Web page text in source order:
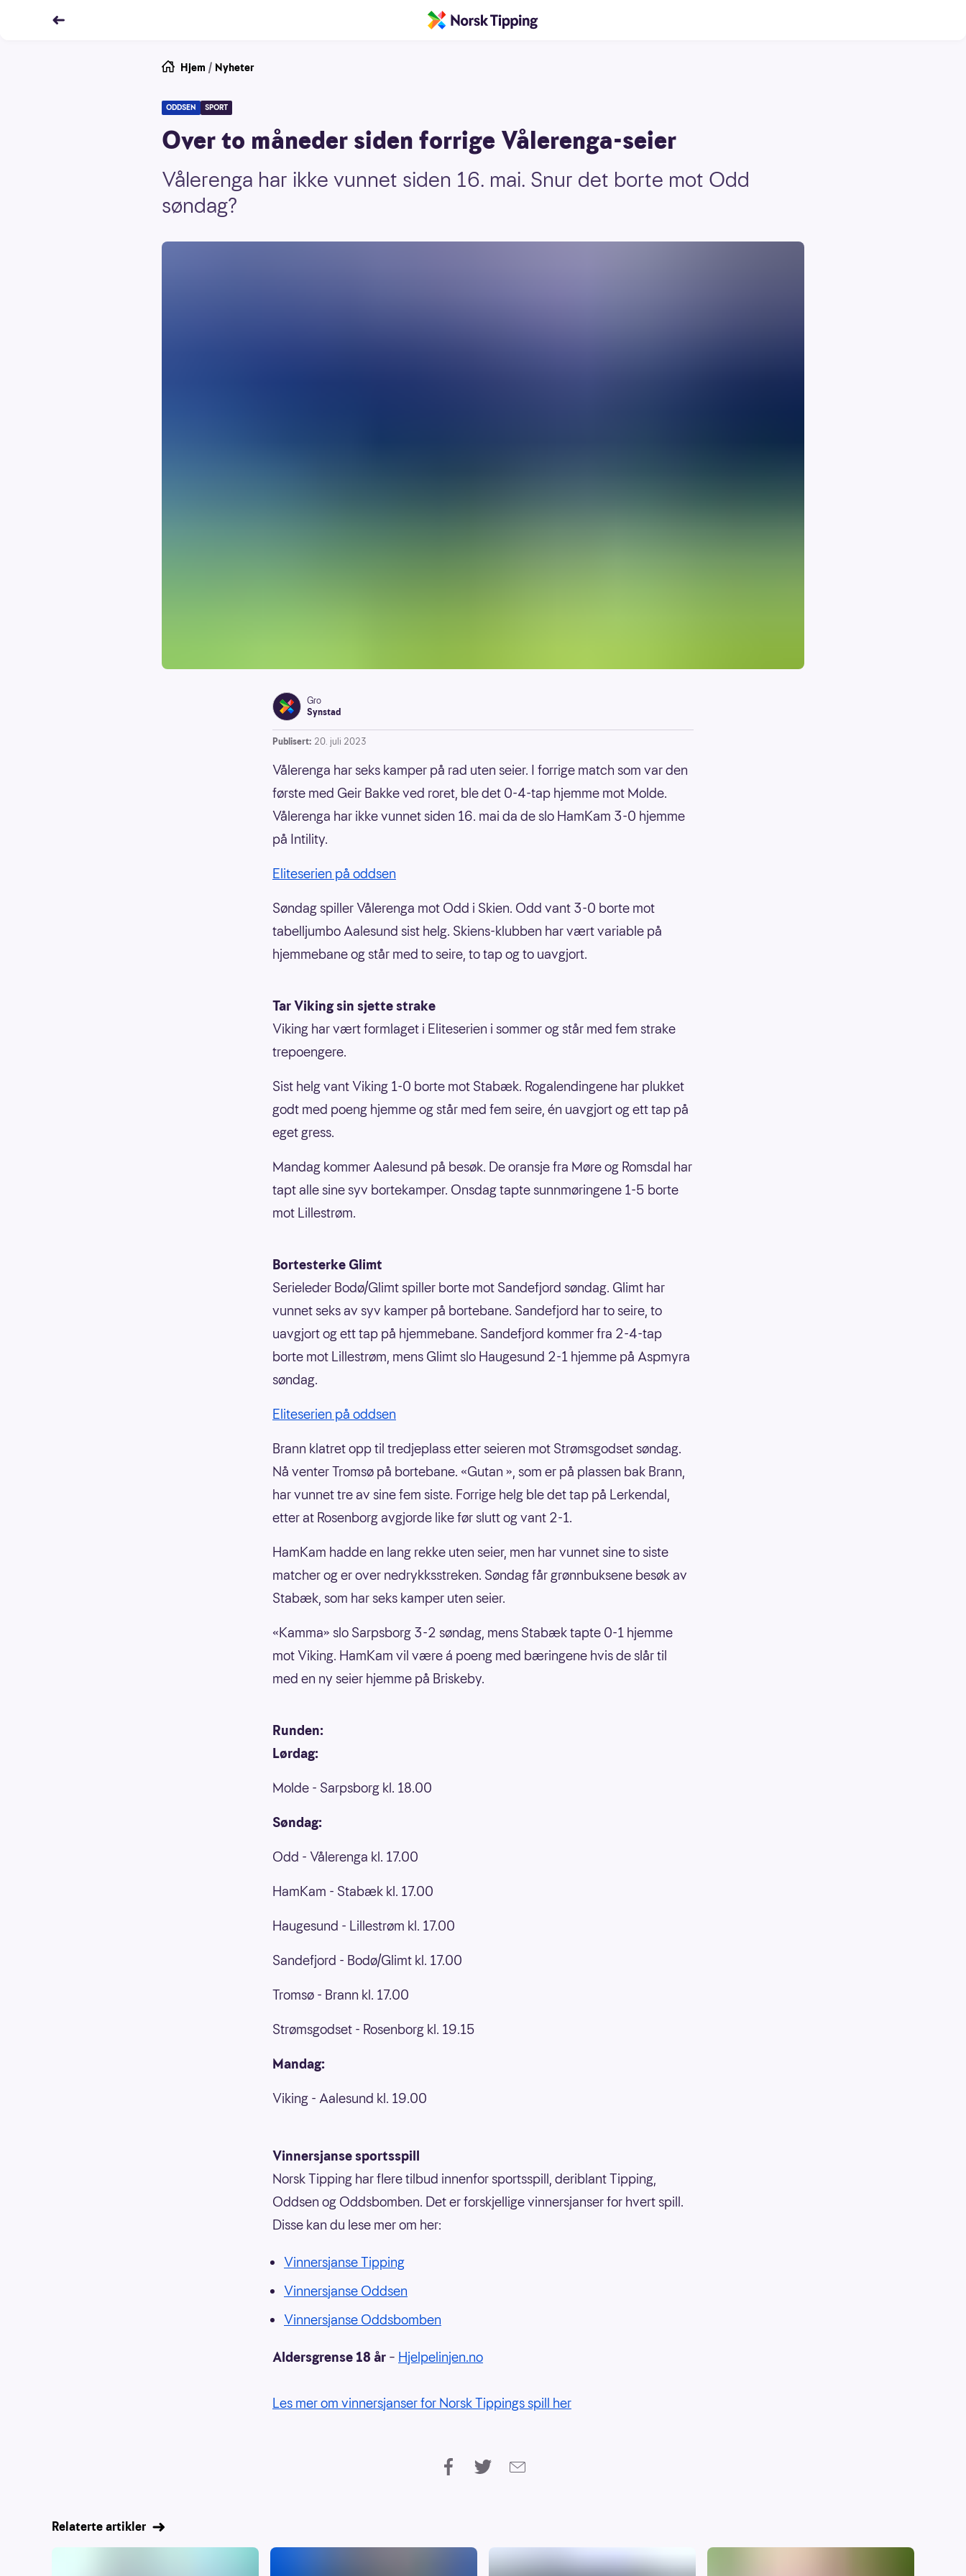
Hjem / Nyheter
ODDSEN SPORT
Over to måneder siden forrige Vålerenga-seier
Vålerenga har ikke vunnet siden 16. mai. Snur det borte mot Odd
søndag?
Gro
Synstad
Publisert: 20. juli 2023
Vålerenga har seks kamper på rad uten seier. I forrige match som var den
første med Geir Bakke ved roret, ble det 0-4-tap hjemme mot Molde.
Vålerenga har ikke vunnet siden 16. mai da de slo HamKam 3-0 hjemme
på Intility.
Eliteserien på oddsen
Søndag spiller Vålerenga mot Odd i Skien. Odd vant 3-0 borte mot
tabelljumbo Aalesund sist helg. Skiens-klubben har vært variable på
hjemmebane og står med to seire, to tap og to uavgjort.
Tar Viking sin sjette strake
Viking har vært formlaget i Eliteserien i sommer og står med fem strake
trepoengere.
Sist helg vant Viking 1-0 borte mot Stabæk. Rogalendingene har plukket
godt med poeng hjemme og står med fem seire, én uavgjort og ett tap på
eget gress.
Mandag kommer Aalesund på besøk. De oransje fra Møre og Romsdal har
tapt alle sine syv bortekamper. Onsdag tapte sunnmøringene 1-5 borte
mot Lillestrøm.
Bortesterke Glimt
Serieleder Bodø/Glimt spiller borte mot Sandefjord søndag. Glimt har
vunnet seks av syv kamper på bortebane. Sandefjord har to seire, to
uavgjort og ett tap på hjemmebane. Sandefjord kommer fra 2-4-tap
borte mot Lillestrøm, mens Glimt slo Haugesund 2-1 hjemme på Aspmyra
søndag.
Eliteserien på oddsen
Brann klatret opp til tredjeplass etter seieren mot Strømsgodset søndag.
Nå venter Tromsø på bortebane. «Gutan », som er på plassen bak Brann,
har vunnet tre av sine fem siste. Forrige helg ble det tap på Lerkendal,
etter at Rosenborg avgjorde like før slutt og vant 2-1.
HamKam hadde en lang rekke uten seier, men har vunnet sine to siste
matcher og er over nedrykksstreken. Søndag får grønnbuksene besøk av
Stabæk, som har seks kamper uten seier.
«Kamma» slo Sarpsborg 3-2 søndag, mens Stabæk tapte 0-1 hjemme
mot Viking. HamKam vil være á poeng med bæringene hvis de slår til
med en ny seier hjemme på Briskeby.
Runden:
Lørdag:
Molde - Sarpsborg kl. 18.00
Søndag:
Odd - Vålerenga kl. 17.00
HamKam - Stabæk kl. 17.00
Haugesund - Lillestrøm kl. 17.00
Sandefjord - Bodø/Glimt kl. 17.00
Tromsø - Brann kl. 17.00
Strømsgodset - Rosenborg kl. 19.15
Mandag:
Viking - Aalesund kl. 19.00
Vinnersjanse sportsspill
Norsk Tipping har flere tilbud innenfor sportsspill, deriblant Tipping,
Oddsen og Oddsbomben. Det er forskjellige vinnersjanser for hvert spill.
Disse kan du lese mer om her:
Vinnersjanse Tipping
Vinnersjanse Oddsen
Vinnersjanse Oddsbomben
Aldersgrense 18 år – Hjelpelinjen.no
Les mer om vinnersjanser for Norsk Tippings spill her
Relaterte artikler